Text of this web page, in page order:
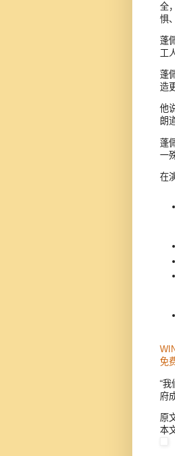
全
惧
蓬
工
蓬
造
他
朗
蓬
一
在
免
“
府
原
本